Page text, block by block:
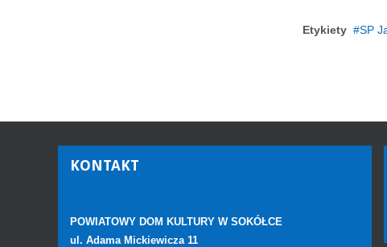
Etykiety SP
KONTAKT
POWIATOWY DOM KULTURY W SOKÓŁCE
ul. Adama Mickiewicza 11